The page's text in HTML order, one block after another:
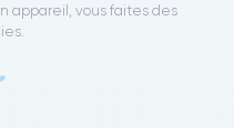
appareil, vous faites des